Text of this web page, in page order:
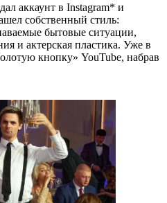
аккаунт в Instagram* и
собственный стиль:
бытовые ситуации,
и актерская пластика. Уже в
кнопку» YouTube, набрав